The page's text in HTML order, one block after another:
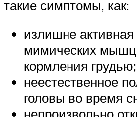
такие симптомы, как:
излишне активная
мимических
кормления грудью;
неестественное
головы во время
непроизвольно